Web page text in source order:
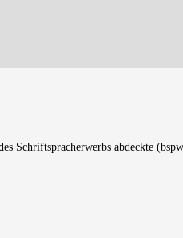
Schriftspracherwerbs abdeckte